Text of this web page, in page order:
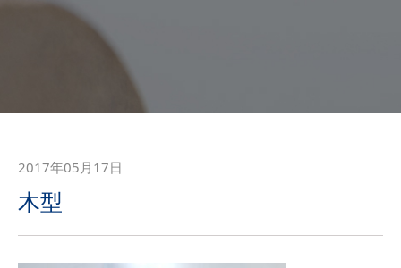
2017年05月17日
木型